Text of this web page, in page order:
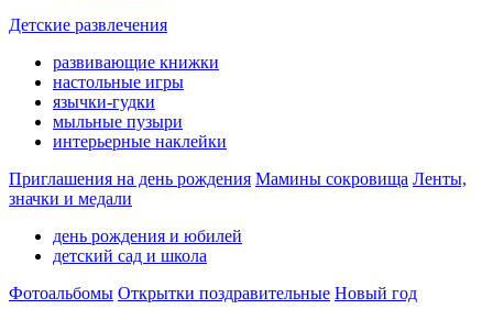
Детские развлечения
развивающие книжки
настольные игры
язычки-гудки
мыльные пузыри
интерьерные наклейки
Приглашения на день рождения Мамины сокровища Ленты,
значки и медали
день рождения и юбилей
детский сад и школа
Фотоальбомы Открытки поздравительные Новый год